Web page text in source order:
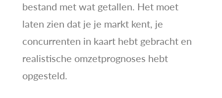
bestand met wat getallen. Het moet
laten zien dat je je markt kent, je
concurrenten in kaart hebt gebracht en
realistische omzetprognoses hebt
opgesteld.